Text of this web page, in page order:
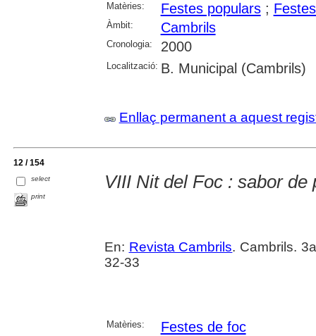
Matèries: Festes populars;
Àmbit: Cambrils
Cronologia: 2000
Localització: B. Municipal (Cambrils)
Enllaç permanent a aquest
12 / 154
select
print
VIII Nit del Foc : sabor de
En: Revista Cambrils. Cambrils.
32-33
Matèries: Festes de foc